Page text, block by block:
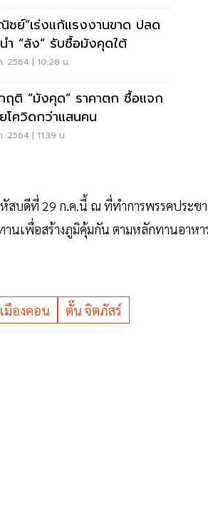
ย์”เร่งแก้แรงงานขาด ปลด
ำ “ล้ง” รับซื้อมังคุดใต้
2564 | 10:28 น.
ฤติ “มังคุด” ราคาตก ซื้อแจก
โควิดกว่าแสนคน
2564 | 11:39 น.
สบดีที่ 29 ก.ค.นี้ ณ ที่ทำการพรรคประช
นเพื่อสร้างภูมิคุ้มกัน ตามหลักทานอาหา
เมืองคอน ตั๊น จิตภัสร์